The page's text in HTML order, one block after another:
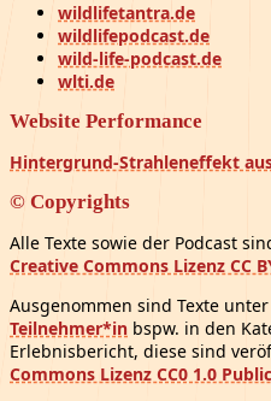
wildlifetantra.de
wildlifepodcast.de
wild-life-podcast.de
wlti.de
Website Performance
Hintergrund-Strahleneffekt
© Copyrights
Alle Texte sowie der Podcast
Creative Commons Lizenz CC
Ausgenommen sind Texte
Teilnehmer*in bspw. in den
Erlebnisbericht, diese sind
Commons Lizenz CC0 1.0